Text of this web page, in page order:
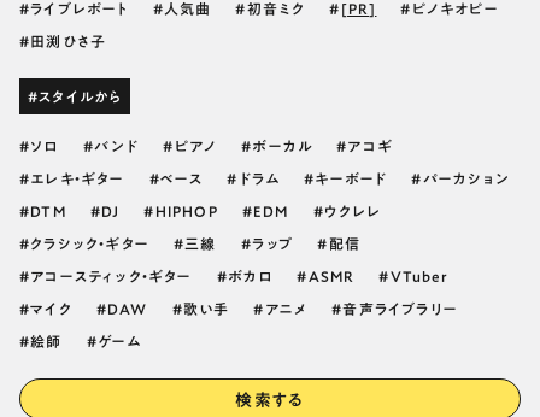
ライブレポート 人気曲 初音ミク [PR] ピノキオピー
田渕ひさ子
#スタイルから
ソロ バンド ピアノ ボーカル アコギ
エレキ・ギター ベース ドラム キーボード パーカション
DTM DJ HIPHOP EDM ウクレレ
クラシック・ギター 三線 ラップ 配信
アコースティック・ギター ボカロ ASMR VTuber
マイク DAW 歌い手 アニメ 音声ライブラリー
絵師 ゲーム
検索する